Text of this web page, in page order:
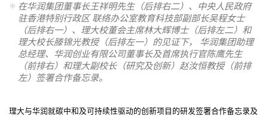
在华润集团董事长王祥明先生（后排右二）、中央人民政府
驻香港特别行政区 联络办公室教育科技部副部长吴程女士
（后排右一）、理大校董会主席林大辉博士（后排左二）和
理大校长滕锦光教授（后排左一）的见证下， 华润集团助理
总经理、华润创业有限公司董事长及首席执行官陈鹰先生
（前排右）和理大副校长（研究及创新）赵汝恒教授（前排
左）签署合作备忘录。
理大与华润就碳中和及可持续性驱动的创新项目的研发签署合作备忘录及